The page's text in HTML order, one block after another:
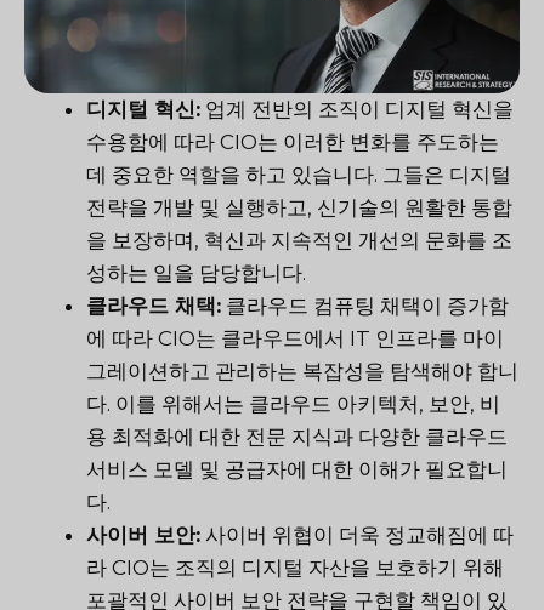
디지털 혁신: 업계 전반의 조직이 디지털 혁신을
수용함에 따라 CIO는 이러한 변화를 주도하는
데 중요한 역할을 하고 있습니다. 그들은 디지털
전략을 개발 및 실행하고, 신기술의 원활한 통합
을 보장하며, 혁신과 지속적인 개선의 문화를 조
성하는 일을 담당합니다.
클라우드 채택: 클라우드 컴퓨팅 채택이 증가함
에 따라 CIO는 클라우드에서 IT 인프라를 마이
그레이션하고 관리하는 복잡성을 탐색해야 합니
다. 이를 위해서는 클라우드 아키텍처, 보안, 비
용 최적화에 대한 전문 지식과 다양한 클라우드
서비스 모델 및 공급자에 대한 이해가 필요합니
다.
사이버 보안: 사이버 위협이 더욱 정교해짐에 따
라 CIO는 조직의 디지털 자산을 보호하기 위해
포괄적인 사이버 보안 전략을 구현할 책임이 있